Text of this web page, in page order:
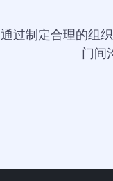
通过制定合理的组
门间